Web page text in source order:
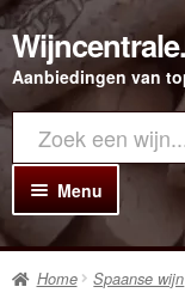
Ga
door
naar
navigatie
Ga
direct
naar
inhoud
Aanbiedingen van
Menu
Home Spaanse wijn